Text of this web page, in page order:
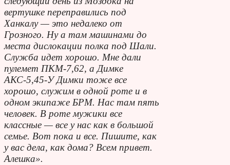
вертушке переправились под
Ханкалу — это недалеко от
Грозного. Ну а там машинами до
места дислокации полка под Шали.
Служба идет хорошо. Мне дали
пулемет ПКМ-7,62, а Димке
АКС-5,45-У Димки тоже все
хорошо, служим в одной роте и в
одном экипаже БРМ. Нас там пять
человек. В роте мужики все
классные — все у нас как в большой
семье. Вот пока и все. Пишите, как
у вас дела, как дома? Всем привет.
Алешка».